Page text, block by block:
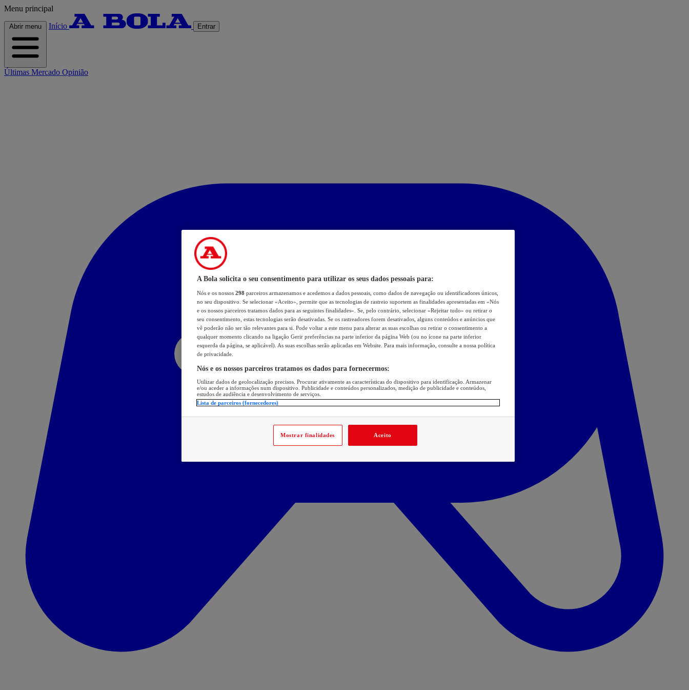
Menu principal
Abrir menu Início Entrar
Últimas Mercado Opinião
A Bola solicita o seu consentimento para utilizar os seus dados pessoais para:
Nós e os nossos 298 parceiros armazenamos e acedemos a dados pessoais, como dados de navegação ou identificadores únicos,
no seu dispositivo. Se selecionar «Aceito», permite que as tecnologias de rastreio suportem as finalidades apresentadas em «Nós
e os nossos parceiros tratamos dados para as seguintes finalidades». Se, pelo contrário, selecionar «Rejeitar tudo» ou retirar o
seu consentimento, estas tecnologias serão desativadas. Se os rastreadores forem desativados, alguns conteúdos e anúncios que
vê poderão não ser tão relevantes para si. Pode voltar a este menu para alterar as suas escolhas ou retirar o consentimento a
qualquer momento clicando na ligação Gerir preferências na parte inferior da página Web (ou no ícone na parte inferior
esquerda da página, se aplicável). As suas escolhas serão aplicadas em Website. Para mais informação, consulte a nossa política
de privacidade.
Nós e os nossos parceiros tratamos os dados para fornecermos:
Utilizar dados de geolocalização precisos. Procurar ativamente as características do dispositivo para identificação. Armazenar
e/ou aceder a informações num dispositivo. Publicidade e conteúdos personalizados, medição de publicidade e conteúdos,
estudos de audiência e desenvolvimento de serviços.
Lista de parceiros (fornecedores)
Mostrar finalidades Aceito